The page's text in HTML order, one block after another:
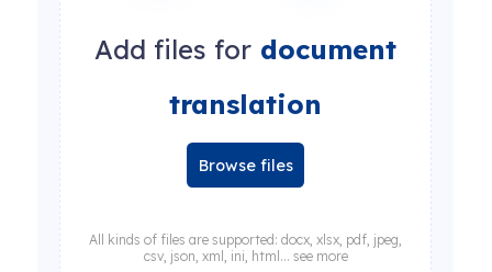
Add files for document
translation
Browse files
All kinds of files are supported: docx, xlsx, pdf, jpeg,
csv, json, xml, ini, html... see more